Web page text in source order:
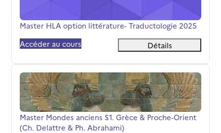
Nom du cours
Master HLA option littérature- Traductologie 2025
Accéder au cours
Détails
Master Mondes anciens S1. Grèce &amp; Proche-Orient
Nom du cours
Master Mondes anciens S1. Grèce & Proche-Orient
(Ch. Delattre & Ph. Abrahami)